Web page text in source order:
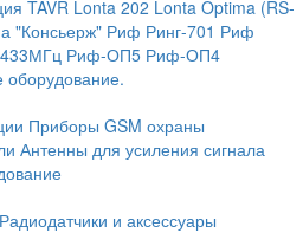
TAVR Lonta 202 Lonta Optima (RS-
"Консьерж" Риф Ринг-701 Риф
Риф-ОП5 Риф-ОП4
оборудование.
Приборы GSM охраны
Антенны для усиления сигнала
Радиодатчики и аксессуары